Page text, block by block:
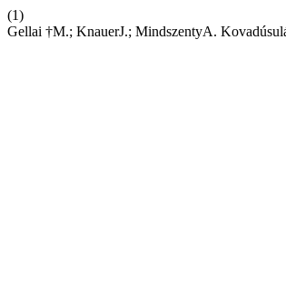
(1)
Gellai †M.; KnauerJ.; MindszentyA.